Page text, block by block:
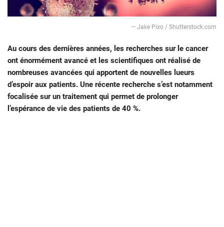
— Jake Pixo / Shutterstock.com
Au cours des dernières années, les recherches sur le cancer
ont énormément avancé et les scientifiques ont réalisé de
nombreuses avancées qui apportent de nouvelles lueurs
d’espoir aux patients. Une récente recherche s’est notamment
focalisée sur un traitement qui permet de prolonger
l’espérance de vie des patients de 40 %.